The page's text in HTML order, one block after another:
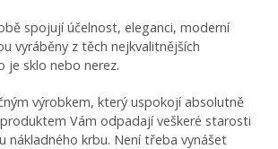
spojují účelnost, eleganci, moderní
vyráběny z těch nejkvalitnějších
je sklo nebo nerez.
výrobkem, který uspokojí absolutně
Vám odpadají veškeré starosti
nákladného krbu. Není třeba vynášet